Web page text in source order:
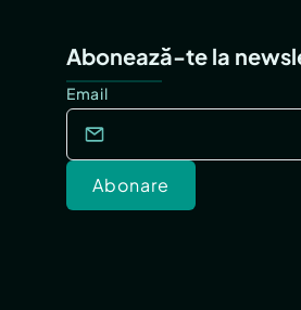
Abonează-te la
Email
Abonare